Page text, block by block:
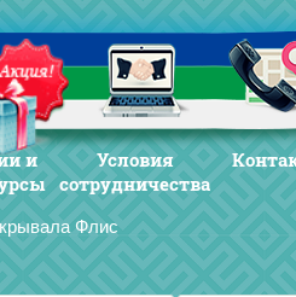
и
Условия
сотрудничества
Флис